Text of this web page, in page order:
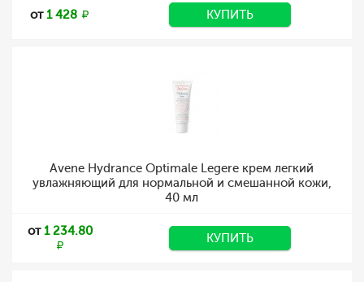
от1 428 КУПИТЬ
Avene Hydrance Optimale Legere крем легкий
увлажняющий для нормальной и смешанной кожи,
40 мл
от1 234.80 КУПИТЬ